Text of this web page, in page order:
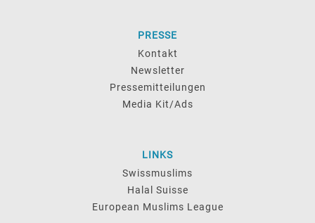
PRESSE
Kontakt
Newsletter
Pressemitteilungen
Media Kit/Ads
LINKS
Swissmuslims
Halal Suisse
European Muslims League